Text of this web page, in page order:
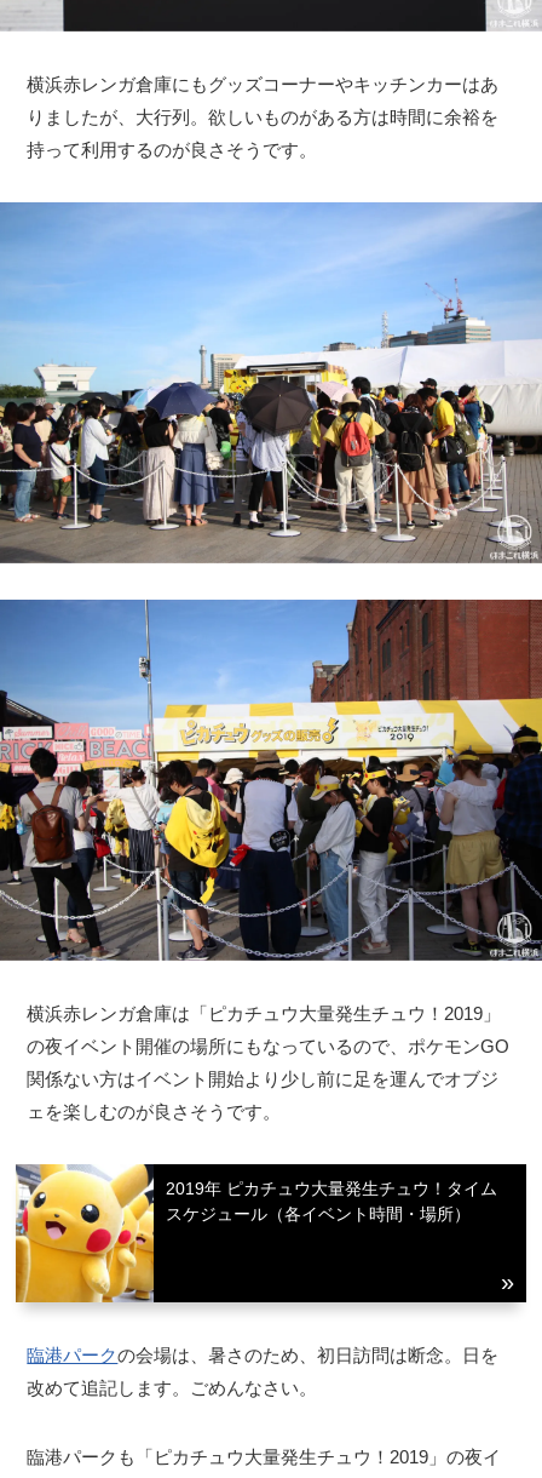
横浜赤レンガ倉庫にもグッズコーナーやキッチンカーはあ
りましたが、大行列。欲しいものがある方は時間に余裕を
持って利用するのが良さそうです。
横浜赤レンガ倉庫は「ピカチュウ大量発生チュウ！2019」
の夜イベント開催の場所にもなっているので、ポケモンGO
関係ない方はイベント開始より少し前に足を運んでオブジ
ェを楽しむのが良さそうです。
2019年 ピカチュウ大量発生チュウ！タイム
スケジュール（各イベント時間・場所）
臨港パークの会場は、暑さのため、初日訪問は断念。日を
改めて追記します。ごめんなさい。
臨港パークも「ピカチュウ大量発生チュウ！2019」の夜イ